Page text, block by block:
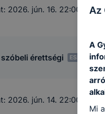
2026. jún. 16. 22:00 -
szóbeli érettségi ESEMÉNY
2026. jún. 14. 22:00 -
Az
A
Mi